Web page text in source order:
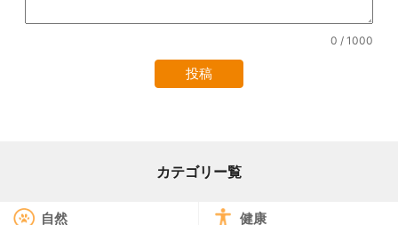
0 / 1000
カテゴリー覧
自然 健康